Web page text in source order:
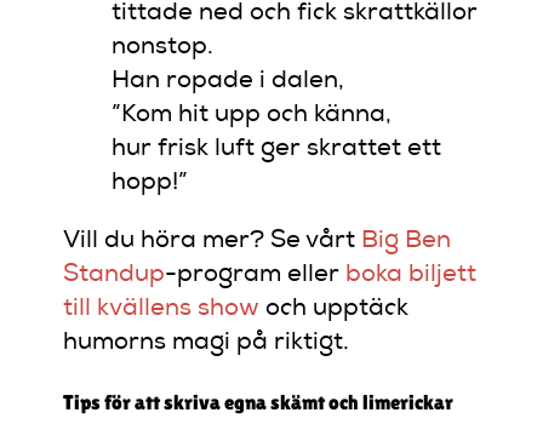
tittade ned och fick skrattkällor
nonstop.
Han ropade i dalen,
”Kom hit upp och känna,
hur frisk luft ger skrattet ett
hopp!”
Vill du höra mer? Se vårt Big Ben
Standup-program eller boka biljett
till kvällens show och upptäck
humorns magi på riktigt.
Tips för att skriva egna skämt och limerickar